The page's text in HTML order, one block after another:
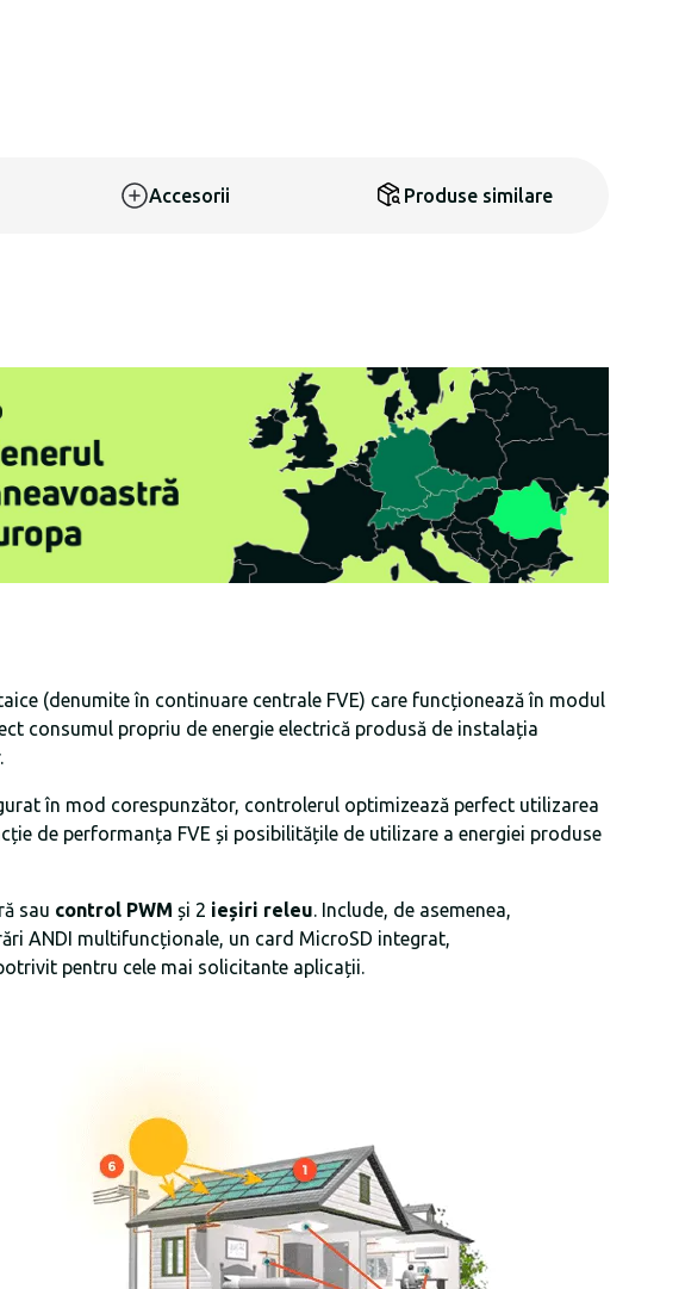
Accesorii Produse similare
(denumite în continuare centrale FVE) care funcționează în modul
consumul propriu de energie electrică produsă de instalația
în mod corespunzător, controlerul optimizează perfect utilizarea
de performanța FVE și posibilitățile de utilizare a energiei produse
sau control PWM și 2 ieșiri releu . Include, de asemenea,
ANDI multifuncționale, un card MicroSD integrat,
pentru cele mai solicitante aplicații.